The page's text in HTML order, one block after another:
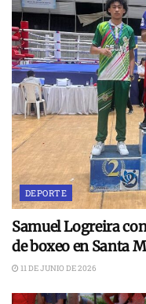
DEPORTE
Samuel Logreira
de boxeo en Santa
11 DE JUNIO DE 2026